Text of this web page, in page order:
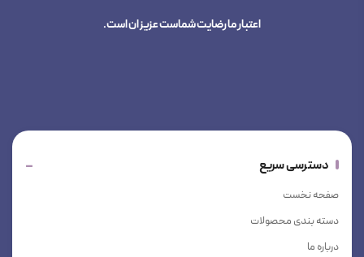
اعتبار ما رضایت شماست عزیزان است.
دسترسی سریع
صفحه نخست
دسته بندی محصولات
درباره ما